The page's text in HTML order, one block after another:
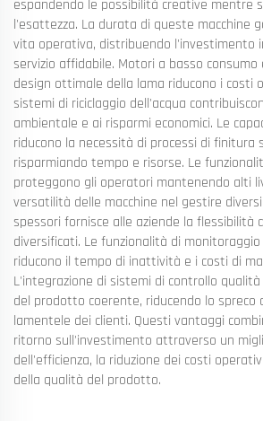
espandendo le possibilità creative mentre
l'esattezza. La durata di queste macchine
vita operativa, distribuendo l'investimento
servizio affidabile. Motori a basso
design ottimale della lama riducono i costi
sistemi di riciclaggio dell'acqua
ambientale e ai risparmi economici. Le
riducono la necessità di processi di finitura
risparmiando tempo e risorse. Le
proteggono gli operatori mantenendo alti
versatilità delle macchine nel gestire
spessori fornisce alle aziende la
diversificati. Le funzionalità di
riducono il tempo di inattività e i costi di
L'integrazione di sistemi di controllo
del prodotto coerente, riducendo lo spreco
lamentele dei clienti. Questi vantaggi
ritorno sull'investimento attraverso un
dell'efficienza, la riduzione dei costi
della qualità del prodotto.